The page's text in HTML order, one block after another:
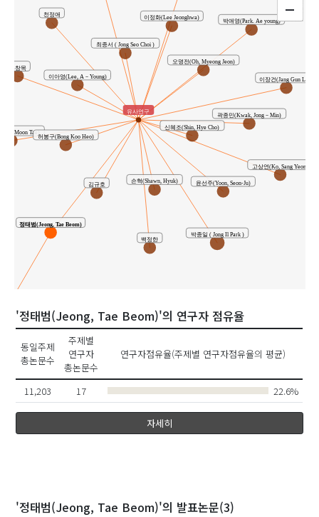
박홍조(Park Hong-Jo)
고상연(Ko, Sang Yeon)
곽종민(Kwak, Jong－Min)
김규호
Moon Tae)
박애영(Park. Ae young)
박종일 ( Jong Il Park )
백정한
손혁(Shawn, Hyuk)
신혜조(Shin, Hye Cho)
오명전(Oh, Myeong Jeon)
윤선주(Yoon, Seon-Ju)
이아영(Lee, A－Young) 이장건(Jang Gun Lee)
이정화(Lee Jeonghwa)
천정애
최종서 ( Jong Seo Choi )
허봉구(Bong Koo Heo)
홍창목
정태범(Jeong, Tae Beom)
유사연구
'정태범(Jeong, Tae Beom)'의 연구자 점유율
동일주제
총논문수
주제별
연구자
총논문수
연구자점유율(주제별 연구자점유율의 평균)
11,203 17 22.6%
자세히
'정태범(Jeong, Tae Beom)'의 발표논문(3)